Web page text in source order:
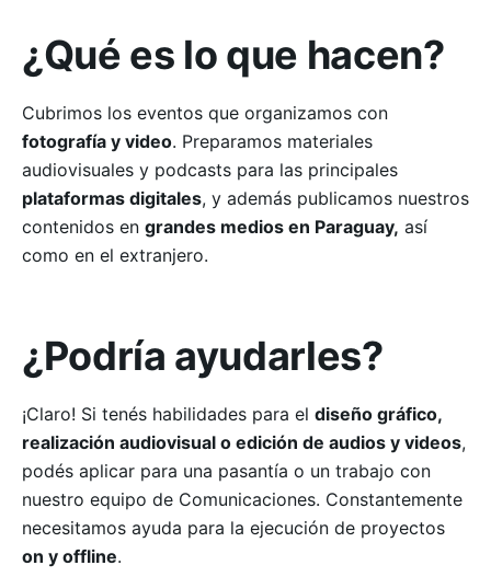
Seguinos
¿Qué es lo que hacen?
Cubrimos los eventos que organizamos con
fotografía y video. Preparamos materiales
audiovisuales y podcasts para las principales
plataformas digitales, y además publicamos nuestros
contenidos en grandes medios en Paraguay, así
como en el extranjero.
¿Podría ayudarles?
¡Claro! Si tenés habilidades para el diseño gráfico,
realización audiovisual o edición de audios y videos,
podés aplicar para una pasantía o un trabajo con
nuestro equipo de Comunicaciones. Constantemente
necesitamos ayuda para la ejecución de proyectos
on y offline.